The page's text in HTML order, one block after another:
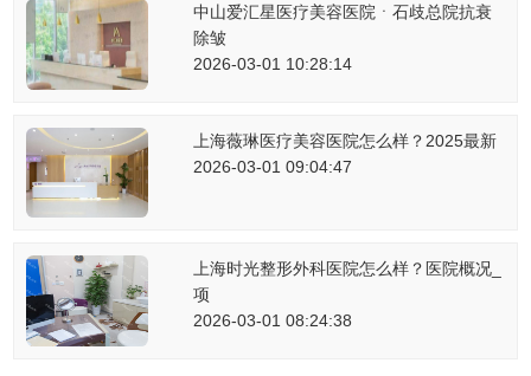
中山爱汇星医疗美容医院ㆍ石歧总院抗衰
除皱
2026-03-01 10:28:14
上海薇琳医疗美容医院怎么样？2025最新
2026-03-01 09:04:47
上海时光整形外科医院怎么样？医院概况_
项
2026-03-01 08:24:38